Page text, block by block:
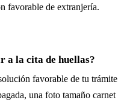
favorable de extranjería.
a la cita de huellas?
favorable de tu trámite
una foto tamaño carnet